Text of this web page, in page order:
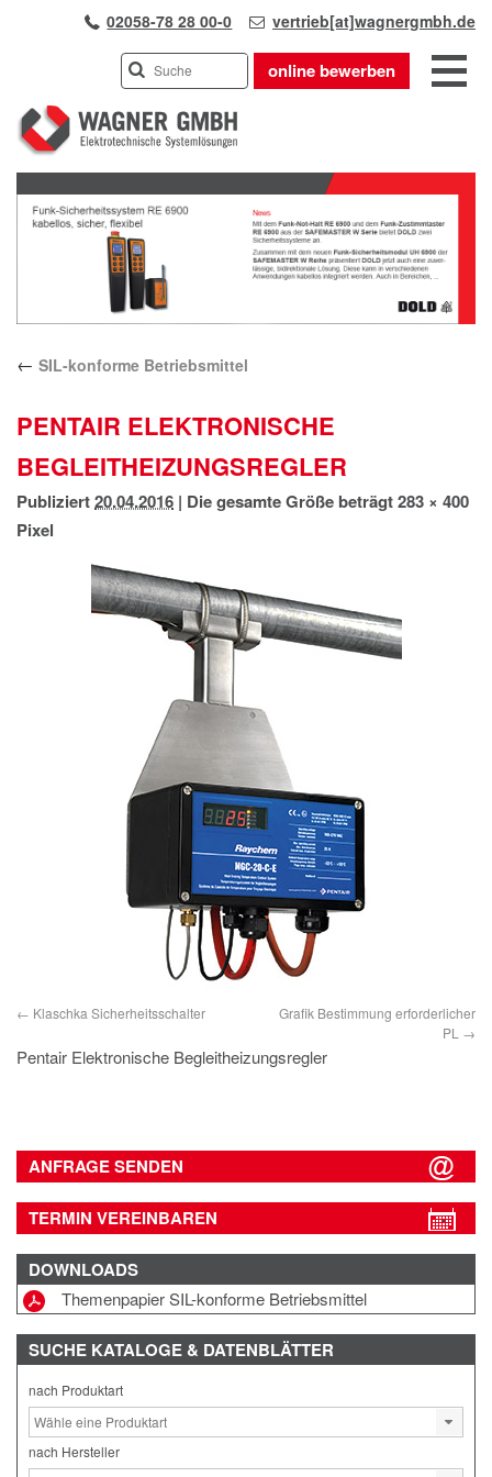
02058-78 28 00-0 vertrieb[at]wagnergmbh.de
online bewerben
INDUSTRIEVERTRETUNG
UNSER TEAM
WIR ÜBER UNS
KARRIERE
PRODUKTE
APPLIKATIONEN
KONTAKT
ANFAHRT
IMPRESSUM
DATENSCHUTZ
Previous
Next
← SIL-konforme Betriebsmittel
PENTAIR ELEKTRONISCHE
BEGLEITHEIZUNGSREGLER
Publiziert20.04.2016 | Die gesamte Größe beträgt283 × 400
Pixel
Klaschka Sicherheitsschalter
Grafik Bestimmung erforderlicher
PL
Pentair Elektronische Begleitheizungsregler
ANFRAGE SENDEN
TERMIN VEREINBAREN
DOWNLOADS
Themenpapier SIL-konforme Betriebsmittel
SUCHE KATALOGE & DATENBLÄTTER
nach Produktart
nach Hersteller